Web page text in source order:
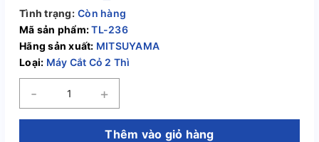
Tình trạng: Còn hàng
Mã sản phẩm:TL-236
Hãng sản xuất: MITSUYAMA
Loại: Máy Cắt Cỏ 2 Thì
- +
Thêm vào giỏ hàng